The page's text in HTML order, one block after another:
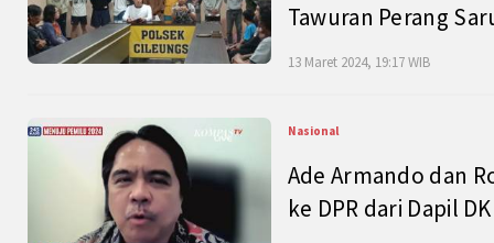
Tawuran Perang
13 Maret 2024, 19:17 WIB
Nasional
Ade Armando dan
ke DPR dari Dapil